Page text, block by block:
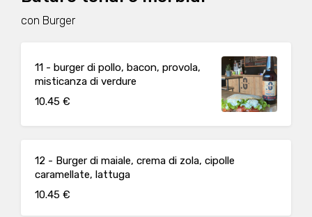
con Burger
11 - burger di pollo, bacon, provola,
misticanza di verdure
10.45 €
12 - Burger di maiale, crema di zola, cipolle
caramellate, lattuga
10.45 €